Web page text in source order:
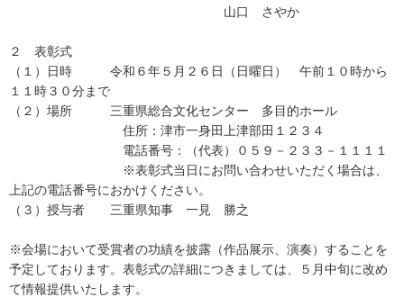
山口 さやか
２ 表彰式
（１）日時 令和６年５月２６日（日曜日） 午前１０時から
１１時３０分まで
（２）場所 三重県総合文化センター 多目的ホール
住所：津市一身田上津部田１２３４
電話番号：（代表）０５９－２３３－１１１１
※表彰式当日にお問い合わせいただく場合は、
上記の電話番号におかけください。
（３）授与者 三重県知事 一見 勝之
※会場において受賞者の功績を披露（作品展示、演奏）することを
予定しております。表彰式の詳細につきましては、５月中旬に改め
て情報提供いたします。